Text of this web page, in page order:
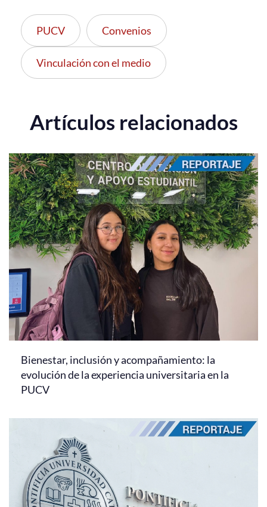
PUCV Convenios
Vinculación con el medio
Artículos relacionados
Bienestar, inclusión y acompañamiento: la
evolución de la experiencia universitaria en la
PUCV